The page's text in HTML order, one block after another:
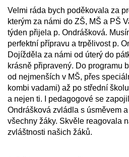
Velmi ráda bych poděkovala za
kterým za námi do ZŠ, MŠ a PŠ
týden přijela p. Ondrášková.
perfektní přípravu a trpělivost p.
Dojížděla za námi od úterý do
krásně připravený. Do programu
od nejmenších v MŠ, přes
kombi vadami) až po střední
a nejen ti. I pedagogové se
Ondrášková zvládla s úsměvem
všechny žáky. Skvěle reagovala
zvláštnosti našich žáků.